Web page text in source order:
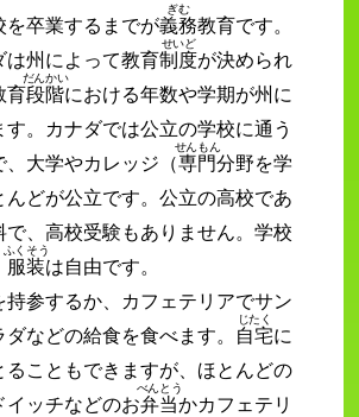
を卒業するまでが義務
ぎむ
教育です。
は州によって教育制度
せいど
が決められ
育段階
だんかい
における年数や学期が州に
す。カナダでは公立の学校に通う
、大学やカレッジ（専門
せんもん
分野を学
んどが公立です。公立の高校であ
で、高校受験もありません。学校
服装
ふくそう
は自由です。
持参するか、カフェテリアでサン
ダなどの給食を食べます。 自宅
じたく
に
ることもできますが、ほとんどの
イッチなどのお弁当
べんとう
かカフェテリ